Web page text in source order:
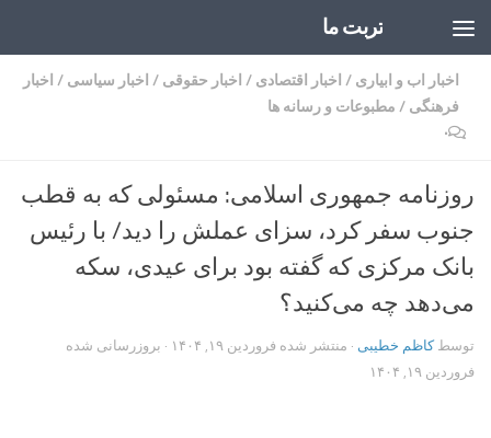
تربت ما
اخبار اب و ابیاری / اخبار اقتصادی / اخبار حقوقی / اخبار سیاسی / اخبار
فرهنگی / مطبوعات و رسانه ها
۰
روزنامه جمهوری اسلامی: مسئولی که به قطب
جنوب سفر کرد، سزای عملش را دید/ با رئیس
بانک مرکزی که گفته بود برای عیدی، سکه
می‌دهد چه می‌کنید؟
توسطکاظم خطیبی · منتشر شده فروردین ۱۹, ۱۴۰۴
· بروزرسانی شده
فروردین ۱۹, ۱۴۰۴